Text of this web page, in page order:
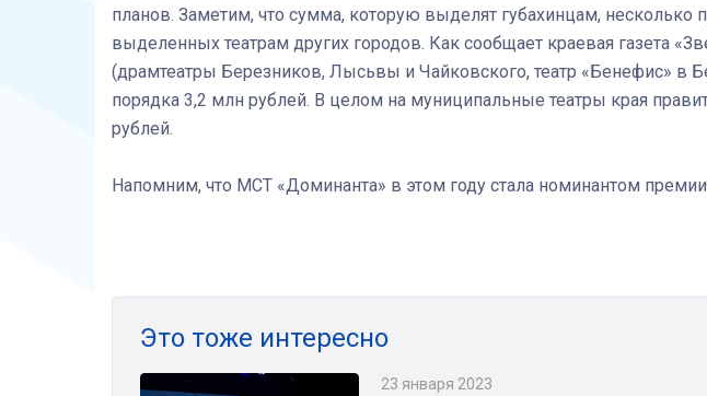
планов. Заметим, что сумма, которую выделят губахинцам, несколько
выделенных театрам других городов. Как сообщает краевая газета
(драмтеатры Березников, Лысьвы и Чайковского, театр «Бенефис» в
порядка 3,2 млн рублей. В целом на муниципальные театры края
рублей.
Напомним, что МСТ «Доминанта» в этом году стала номинантом премии
Это тоже интересно
23 января 2023